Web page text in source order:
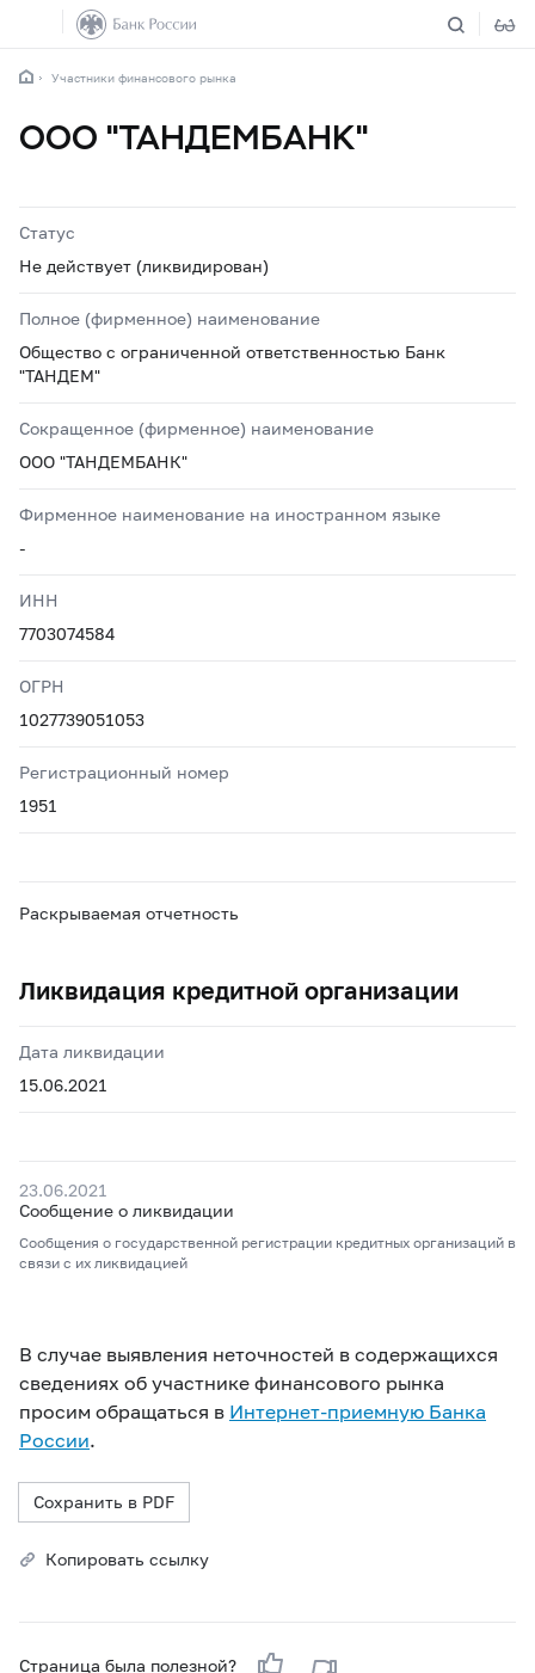
Участники финансового рынка
ООО "ТАНДЕМБАНК"
Статус
Не действует (ликвидирован)
Полное (фирменное) наименование
Общество с ограниченной ответственностью Банк
"ТАНДЕМ"
Сокращенное (фирменное) наименование
ООО "ТАНДЕМБАНК"
Фирменное наименование на иностранном языке
-
ИНН
7703074584
ОГРН
1027739051053
Регистрационный номер
1951
Раскрываемая отчетность
Ликвидация кредитной организации
Дата ликвидации
15.06.2021
23.06.2021
Сообщение о ликвидации
Сообщения о государственной регистрации кредитных организаций в
связи с их ликвидацией
В случае выявления неточностей в содержащихся
сведениях об участнике финансового рынка
просим обращаться в Интернет-приемную Банка
России.
Сохранить в PDF
Копировать ссылку
Страница была полезной?